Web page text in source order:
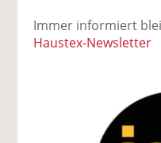
Immer informiert
Haustex-Newsletter